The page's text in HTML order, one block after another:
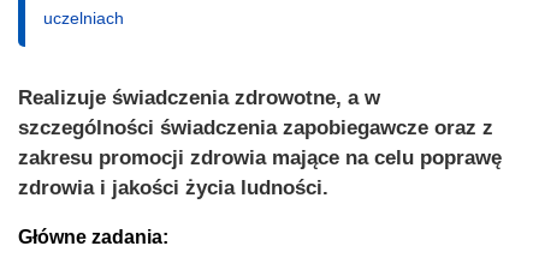
uczelniach
Realizuje świadczenia zdrowotne, a w
szczególności świadczenia zapobiegawcze oraz z
zakresu promocji zdrowia mające na celu poprawę
zdrowia i jakości życia ludności.
Główne zadania: